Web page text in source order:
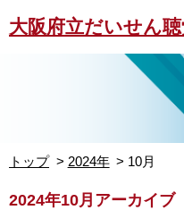
大阪府立だいせん
トップ 2024年 10月
2024年10月アーカイブ